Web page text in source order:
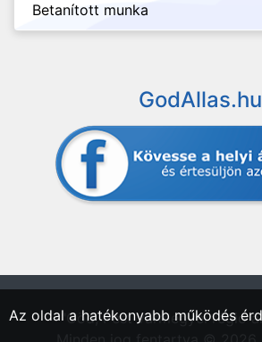
Betanított munka
GodAllas.hu
"Göd, Pest vármegyei régió
Az oldal a hatékonyabb működés